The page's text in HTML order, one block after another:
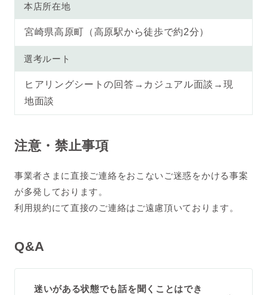
本店所在地
宮崎県高原町（高原駅から徒歩で約2分）
選考ルート
ヒアリングシートの回答→カジュアル面談→現
地面談
注意・禁止事項
事業者さまに直接ご連絡をおこないご迷惑をかける事案
が多発しております。
利用規約にて直接のご連絡はご遠慮頂いております。
Q&A
迷いがある状態でも話を聞くことはでき